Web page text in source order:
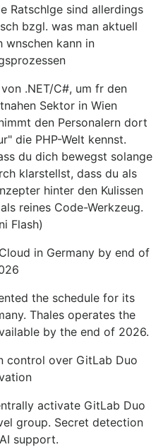
Ratschlge sind allerdings
bzgl. was man aktuell
wnschen kann in
.NET/C#, um fr den
Sektor in Wien
den Personalern dort
die PHP-Welt kennst.
du dich bewegst solange
klarstellst, dass du als
hinter den Kulissen
reines Code-Werkzeug.
Flash)
in Germany by end of
the schedule for its
Thales operates the
by the end of 2026.
control over GitLab Duo
activate GitLab Duo
group. Secret detection
support.